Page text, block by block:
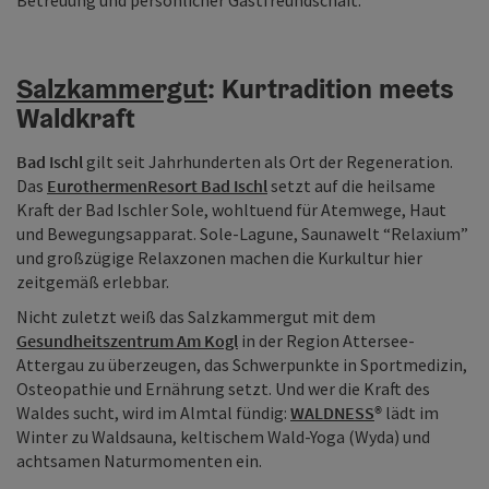
Salzkammergut: Kurtradition meets
Waldkraft
Bad Ischl gilt seit Jahrhunderten als Ort der Regeneration.
Das EurothermenResort Bad Ischl setzt auf die heilsame
Kraft der Bad Ischler Sole, wohltuend für Atemwege, Haut
und Bewegungsapparat. Sole-Lagune, Saunawelt “Relaxium”
und großzügige Relaxzonen machen die Kurkultur hier
zeitgemäß erlebbar.
Nicht zuletzt weiß das Salzkammergut mit dem
Gesundheitszentrum Am Kogl in der Region Attersee-
Attergau zu überzeugen, das Schwerpunkte in Sportmedizin,
Osteopathie und Ernährung setzt. Und wer die Kraft des
Waldes sucht, wird im Almtal fündig: WALDNESS® lädt im
Winter zu Waldsauna, keltischem Wald-Yoga (Wyda) und
achtsamen Naturmomenten ein.